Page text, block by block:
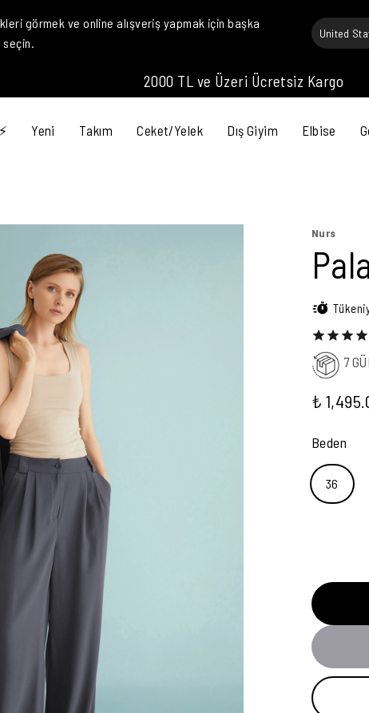
görmek ve online alışveriş yapmak için başka
Tüm Ürünlerde Peşin Fiyatına 3 Taksit !
Yeni Takım Ceket/Yelek Dış Giyim Elbise
Nurs
7
₺
Beden
36